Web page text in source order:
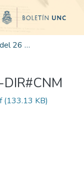
Edición 001/2025 del 26 de mayo de 2025
(133.13 KB)